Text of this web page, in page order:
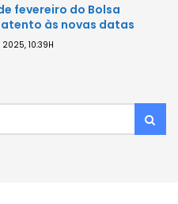
fevereiro do Bolsa
atento às novas datas
2025, 10:39H